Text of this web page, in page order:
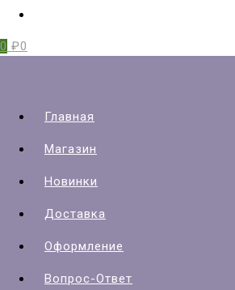
0 ₽0
Главная
Магазин
Новинки
Доставка
Оформление
Вопрос-Ответ